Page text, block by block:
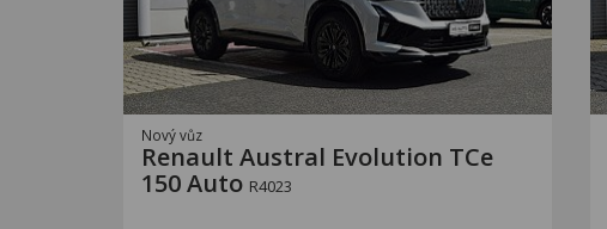
Nový vůz
Renault Austral Evolution TCe
150 Auto R4023